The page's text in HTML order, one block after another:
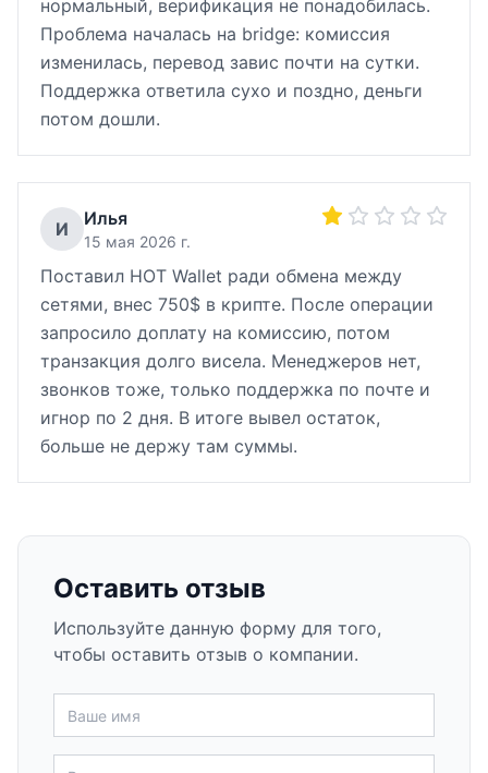
нормальный, верификация не понадобилась.
Проблема началась на bridge: комиссия
изменилась, перевод завис почти на сутки.
Поддержка ответила сухо и поздно, деньги
потом дошли.
И Илья
15 мая 2026 г.
Поставил HOT Wallet ради обмена между
сетями, внес 750$ в крипте. После операции
запросило доплату на комиссию, потом
транзакция долго висела. Менеджеров нет,
звонков тоже, только поддержка по почте и
игнор по 2 дня. В итоге вывел остаток,
больше не держу там суммы.
Оставить отзыв
Используйте данную форму для того,
чтобы оставить отзыв о компании.